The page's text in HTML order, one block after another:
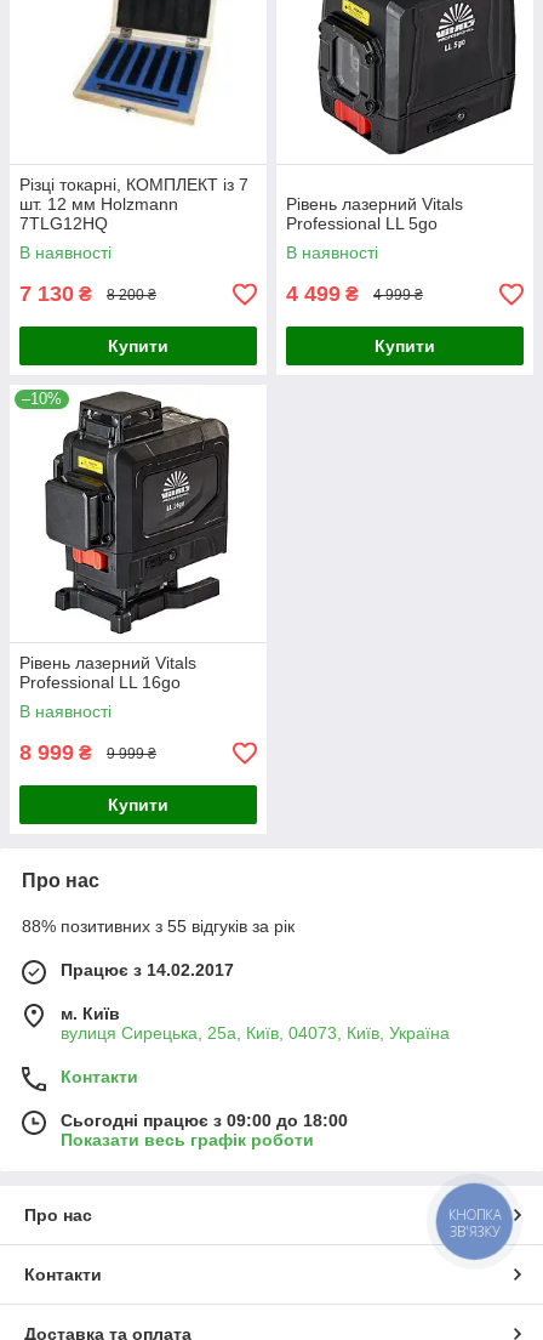
Різці токарні, КОМПЛЕКТ із 7
шт. 12 мм Holzmann
7TLG12HQ
В наявності
7 130 ₴ 8 200 ₴
Купити
Рівень лазерний Vitals
Professional LL 5go
В наявності
4 499 ₴ 4 999 ₴
Купити
–10%
Рівень лазерний Vitals
Professional LL 16go
В наявності
8 999 ₴ 9 999 ₴
Купити
Про нас
88% позитивних з 55 відгуків за рік
Працює з 14.02.2017
м. Київ
вулиця Сирецька, 25а, Київ, 04073, Київ, Україна
Контакти
Сьогодні працює з 09:00 до 18:00
Показати весь графік роботи
Про нас
Контакти
Доставка та оплата
КНОПКА
ЗВ'ЯЗКУ